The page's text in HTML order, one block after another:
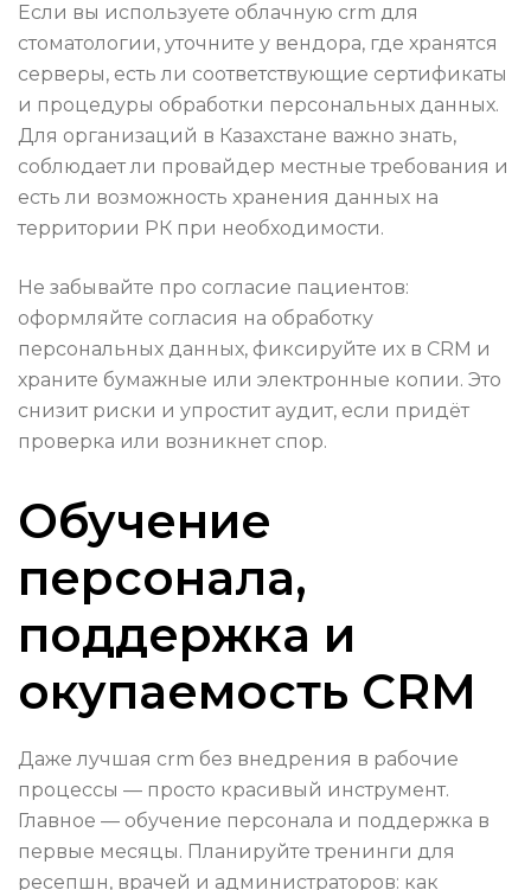
Если вы используете облачную crm для
стоматологии, уточните у вендора, где хранятся
серверы, есть ли соответствующие сертификаты
и процедуры обработки персональных данных.
Для организаций в Казахстане важно знать,
соблюдает ли провайдер местные требования и
есть ли возможность хранения данных на
территории РК при необходимости.
Не забывайте про согласие пациентов:
оформляйте согласия на обработку
персональных данных, фиксируйте их в CRM и
храните бумажные или электронные копии. Это
снизит риски и упростит аудит, если придёт
проверка или возникнет спор.
Обучение
персонала,
поддержка и
окупаемость CRM
Даже лучшая crm без внедрения в рабочие
процессы — просто красивый инструмент.
Главное — обучение персонала и поддержка в
первые месяцы. Планируйте тренинги для
ресепшн, врачей и администраторов: как